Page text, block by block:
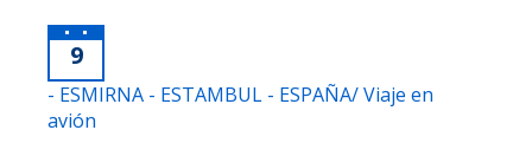
9
- ESMIRNA - ESTAMBUL - ESPAÑA/ Viaje en
avión